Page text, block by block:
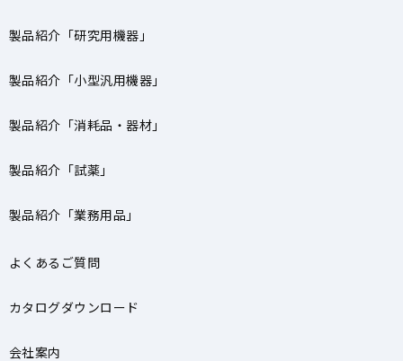
製品紹介「研究用機器」
製品紹介「小型汎用機器」
製品紹介「消耗品・器材」
製品紹介「試薬」
製品紹介「業務用品」
よくあるご質問
カタログダウンロード
会社案内